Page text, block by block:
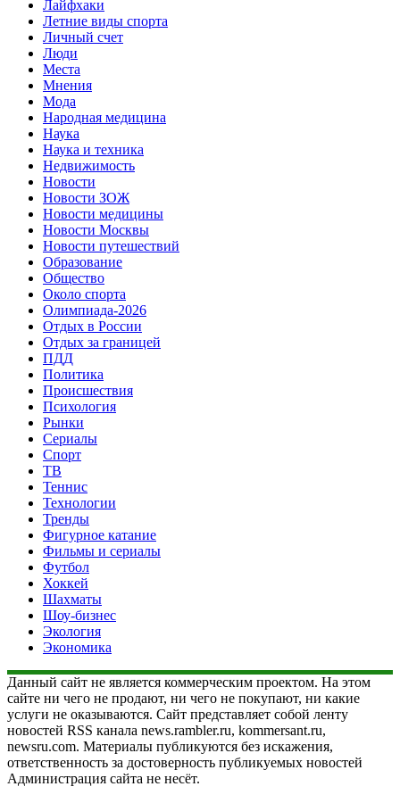
Лайфхаки
Летние виды спорта
Личный счет
Люди
Места
Мнения
Мода
Народная медицина
Наука
Наука и техника
Недвижимость
Новости
Новости ЗОЖ
Новости медицины
Новости Москвы
Новости путешествий
Образование
Общество
Около спорта
Олимпиада-2026
Отдых в России
Отдых за границей
ПДД
Политика
Происшествия
Психология
Рынки
Сериалы
Спорт
ТВ
Теннис
Технологии
Тренды
Фигурное катание
Фильмы и сериалы
Футбол
Хоккей
Шахматы
Шоу-бизнес
Экология
Экономика
Данный сайт не является коммерческим проектом. На этом
сайте ни чего не продают, ни чего не покупают, ни какие
услуги не оказываются. Сайт представляет собой ленту
новостей RSS канала news.rambler.ru, kommersant.ru,
newsru.com. Материалы публикуются без искажения,
ответственность за достоверность публикуемых новостей
Администрация сайта не несёт.